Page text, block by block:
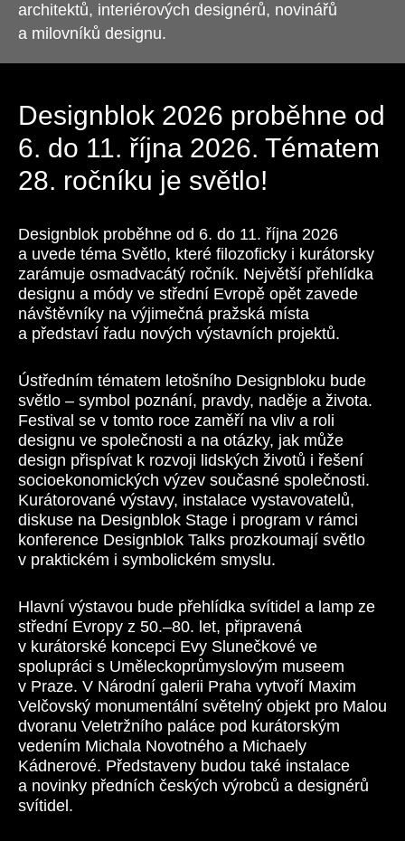
architektů, interiérových designérů, novinářů
a milovníků designu.
Designblok 2026 proběhne od
6. do 11. října 2026. Tématem
28. ročníku je světlo!
Designblok proběhne od 6. do 11. října 2026
a uvede téma Světlo, které filozoficky i kurátorsky
zarámuje osmadvacátý ročník. Největší přehlídka
designu a módy ve střední Evropě opět zavede
návštěvníky na výjimečná pražská místa
a představí řadu nových výstavních projektů.
Ústředním tématem letošního Designbloku bude
světlo – symbol poznání, pravdy, naděje a života.
Festival se v tomto roce zaměří na vliv a roli
designu ve společnosti a na otázky, jak může
design přispívat k rozvoji lidských životů i řešení
socioekonomických výzev současné společnosti.
Kurátorované výstavy, instalace vystavovatelů,
diskuse na Designblok Stage i program v rámci
konference Designblok Talks prozkoumají světlo
v praktickém i symbolickém smyslu.
Hlavní výstavou bude přehlídka svítidel a lamp ze
střední Evropy z 50.–80. let, připravená
v kurátorské koncepci Evy Slunečkové ve
spolupráci s Uměleckoprůmyslovým museem
v Praze. V Národní galerii Praha vytvoří Maxim
Velčovský monumentální světelný objekt pro Malou
dvoranu Veletržního paláce pod kurátorským
vedením Michala Novotného a Michaely
Kádnerové. Představeny budou také instalace
a novinky předních českých výrobců a designérů
svítidel.